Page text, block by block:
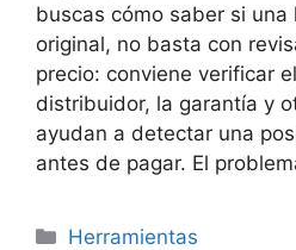
buscas cómo saber si una
original, no basta con
precio: conviene verificar
distribuidor, la garantía y
ayudan a detectar una
antes de pagar. El
Categorías
Herramientas